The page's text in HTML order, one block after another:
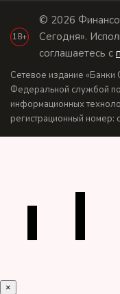
18+
© 2026
Сегодня».
соглашаетесь с
Сетевое издание «Банки
Федеральной службой
информационных
регистрационный
×